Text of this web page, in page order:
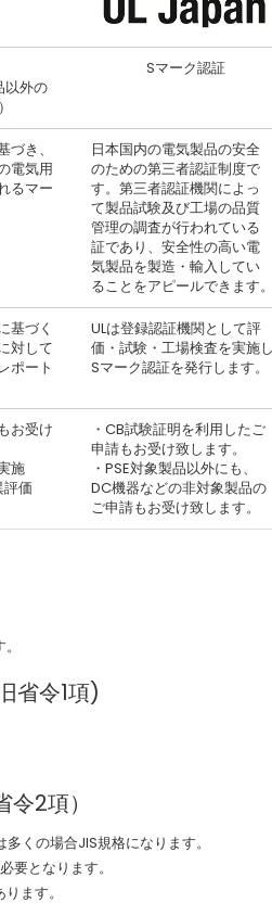
以外の
Sマーク認証
き、
電気用
るマー
日本国内の電気製品の安全
のための第三者認証制度で
す。第三者認証機関によっ
て製品試験及び工場の品質
管理の調査が行われている
証であり、安全性の高い電
気製品を製造・輸入してい
ることをアピールできます。
基づく
対して
ポート
ULは登録認証機関として評
価・試験・工場検査を実施し
Sマーク認証を発行します。
お受け
施
評価
・CB試験証明を利用したご
申請もお受け致します。
・PSE対象製品以外にも、
DC機器などの非対象製品の
ご申請もお受け致します。
省令1項)
2項）
くの場合JIS規格になります。
要となります。
ます。